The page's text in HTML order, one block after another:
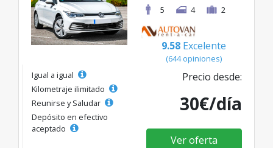
5
4 2
9.58 Excelente
(644 opiniones)
Igual a igual
Kilometraje ilimitado
Reunirse y Saludar
Depósito en efectivo
aceptado
Precio desde:
30€/día
Ver oferta